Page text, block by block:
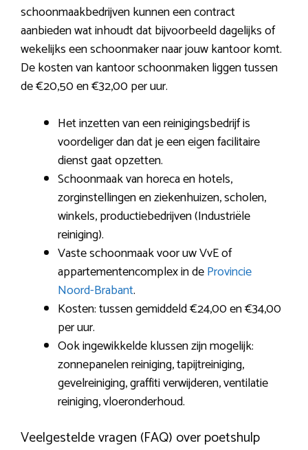
schoonmaakbedrijven kunnen een contract
aanbieden wat inhoudt dat bijvoorbeeld dagelijks of
wekelijks een schoonmaker naar jouw kantoor komt.
De kosten van kantoor schoonmaken liggen tussen
de €20,50 en €32,00 per uur.
Het inzetten van een reinigingsbedrijf is
voordeliger dan dat je een eigen facilitaire
dienst gaat opzetten.
Schoonmaak van horeca en hotels,
zorginstellingen en ziekenhuizen, scholen,
winkels, productiebedrijven (Industriële
reiniging).
Vaste schoonmaak voor uw VvE of
appartementencomplex in deProvincie
Noord-Brabant.
Kosten: tussen gemiddeld €24,00 en €34,00
per uur.
Ook ingewikkelde klussen zijn mogelijk:
zonnepanelen reiniging, tapijtreiniging,
gevelreiniging, graffiti verwijderen, ventilatie
reiniging, vloeronderhoud.
Veelgestelde vragen (FAQ) over poetshulp